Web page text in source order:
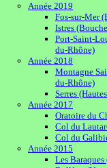
Année 2019
Fos-sur-Mer
Istres
Port-Saint-
du-Rhône)
Année 2018
Montagne
du-Rhône)
Serres
Année 2017
Oratoire du
Col du
Col du
Année 2015
Les